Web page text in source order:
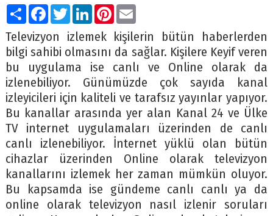
PaylaşFacebook
TwitterLinkedIn
Pinterest
Email
Televizyon izlemek kişilerin bütün haberlerden
bilgi sahibi olmasını da sağlar. Kişilere Keyif veren
bu uygulama ise canlı ve Online olarak da
izlenebiliyor. Günümüzde çok sayıda kanal
izleyicileri için kaliteli ve tarafsız yayınlar yapıyor.
Bu kanallar arasında yer alan Kanal 24 ve Ülke
TV internet uygulamaları üzerinden de canlı
canlı izlenebiliyor. İnternet yüklü olan bütün
cihazlar üzerinden Online olarak televizyon
kanallarını izlemek her zaman mümkün oluyor.
Bu kapsamda ise gündeme canlı canlı ya da
online olarak televizyon nasıl izlenir soruları